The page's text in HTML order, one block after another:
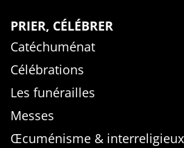
PRIER, CÉLÉBRER
Catéchuménat
Célébrations
Les funérailles
Messes
Œcuménisme & interreligieux